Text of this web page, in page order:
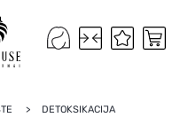
DETOKSIKACIJA